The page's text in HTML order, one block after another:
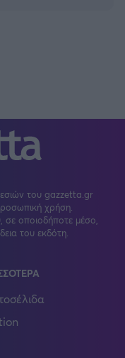
του gazzetta.gr
χρήση.
οποιοδήποτε μέσο,
του εκδότη.